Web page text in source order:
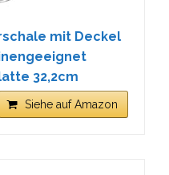
mit Deckel
32,2cm
Siehe auf Amazon